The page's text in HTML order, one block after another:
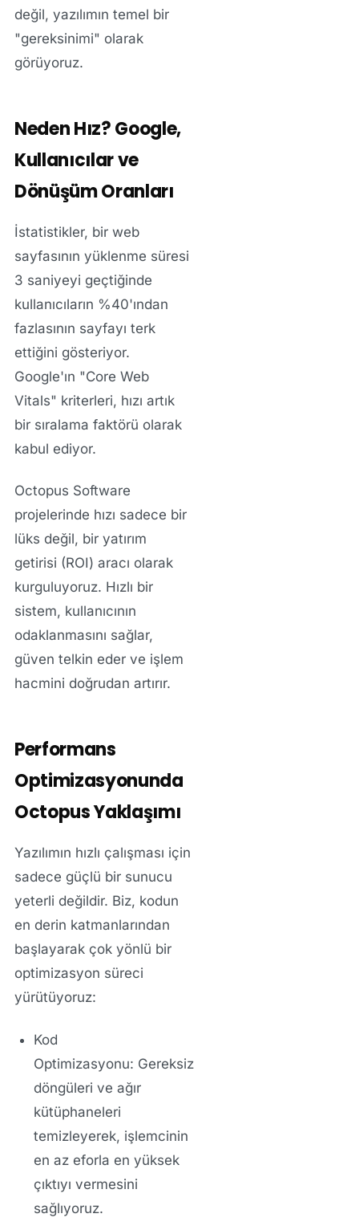
değil, yazılımın temel bir
"gereksinimi" olarak
görüyoruz.
Neden Hız? Google,
Kullanıcılar ve
Dönüşüm Oranları
İstatistikler, bir web
sayfasının yüklenme süresi
3 saniyeyi geçtiğinde
kullanıcıların %40'ından
fazlasının sayfayı terk
ettiğini gösteriyor.
Google'ın "Core Web
Vitals" kriterleri, hızı artık
bir sıralama faktörü olarak
kabul ediyor.
Octopus Software
projelerinde hızı sadece bir
lüks değil, bir yatırım
getirisi (ROI) aracı olarak
kurguluyoruz. Hızlı bir
sistem, kullanıcının
odaklanmasını sağlar,
güven telkin eder ve işlem
hacmini doğrudan artırır.
Performans
Optimizasyonunda
Octopus Yaklaşımı
Yazılımın hızlı çalışması için
sadece güçlü bir sunucu
yeterli değildir. Biz, kodun
en derin katmanlarından
başlayarak çok yönlü bir
optimizasyon süreci
yürütüyoruz:
Kod
Optimizasyonu: Gereksiz
döngüleri ve ağır
kütüphaneleri
temizleyerek, işlemcinin
en az eforla en yüksek
çıktıyı vermesini
sağlıyoruz.